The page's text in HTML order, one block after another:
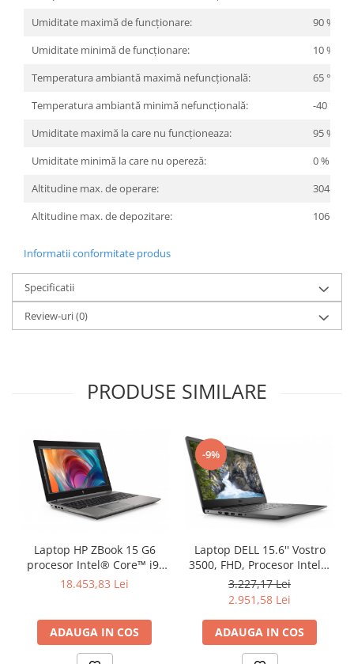
Umiditate maximă de funcționare:
90 %
Umiditate minimă de funcționare:
10 %
Temperatura ambiantă maximă nefuncțională:
65 °C
Temperatura ambiantă minimă nefuncțională:
-40 °C
Umiditate maximă la care nu funcționeaza:
95 %
Umiditate minimă la care nu opereză:
0 %
Altitudine max. de operare:
3048 m
Altitudine max. de depozitare:
10668 m
Informatii conformitate produs
Specificatii
Review-uri(0)
PRODUSE SIMILARE
Laptop HP ZBook 15 G6
procesor Intel® Core™ i9-
9880H up to 4.80 GHz
Quadro RTX 3000 6GB,
Windows 10 Pro, Black
18.453,83 Lei
ADAUGA IN COS
-9%
Laptop DELL 15.6'' Vostro
3500, FHD, Procesor Intel®
Core™ i3-1115G4 (6M
Cache, up to 4.10 GHz), 8GB
UHD, Linux, 3Yr
3.227,17 Lei
2.951,58 Lei
ADAUGA IN COS